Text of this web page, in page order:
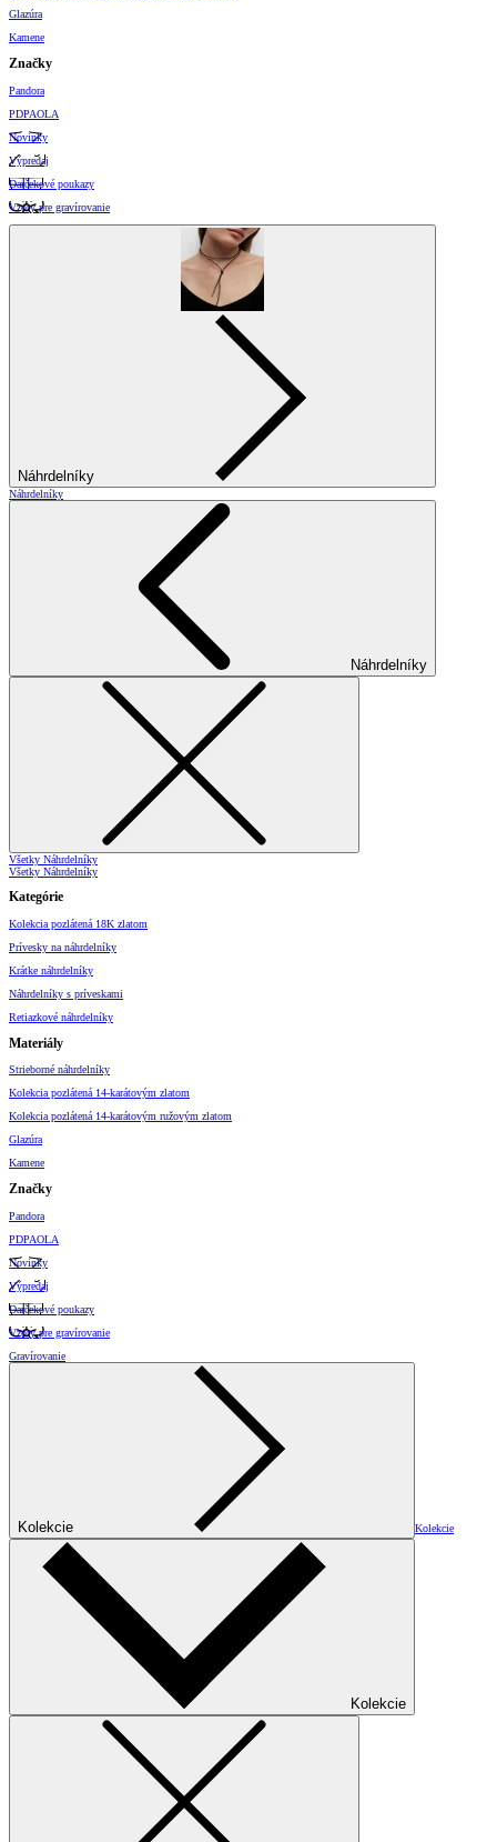
Glazúra
Kamene
Značky
Pandora
PDPAOLA
Novinky
Výpredaj
Darčekové poukazy
Vzory pre gravírovanie
Náhrdelníky
Náhrdelníky
Náhrdelníky
Všetky Náhrdelníky
Všetky Náhrdelníky
Kategórie
Kolekcia pozlátená 18K zlatom
Prívesky na náhrdelníky
Krátke náhrdelníky
Náhrdelníky s príveskami
Retiazkové náhrdelníky
Materiály
Strieborné náhrdelníky
Kolekcia pozlátená 14-karátovým zlatom
Kolekcia pozlátená 14-karátovým ružovým zlatom
Glazúra
Kamene
Značky
Pandora
PDPAOLA
Novinky
Výpredaj
Darčekové poukazy
Vzory pre gravírovanie
Gravírovanie
Kolekcie Kolekcie
Kolekcie